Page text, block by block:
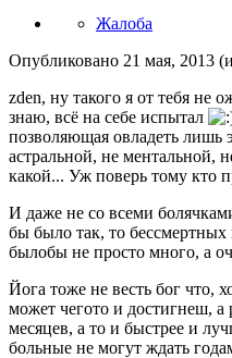
Жалоба
Опубликовано 21 мая, 2013
zden, ну такого я от тебя не
знаю, всё на себе испытал
позволяющая овладеть лишь
астральной, не ментальной,
какой... Уж поверь тому кто
И даже не со всеми
бы было так, то
былобы не просто много, а
Йога тоже не весть бог что,
может чегото и достигнеш, а
месяцев, а то и быстрее и
больные не могут ждать